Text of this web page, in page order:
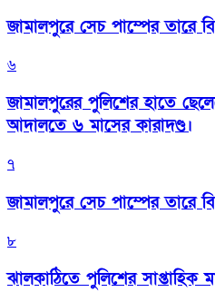
জামালপুরে সেচ পাম্পের তারে
৬
জামালপুরের পুলিশের হাতে
আদালতে ৬ মাসের কারাদণ্ড।
৭
জামালপুরে সেচ পাম্পের তারে
৮
‎ঝালকাঠিতে পুলিশের সাপ্তাহিক